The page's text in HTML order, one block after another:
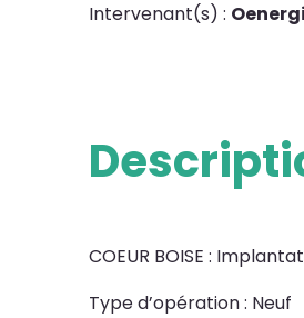
Intervenant(s) :
COEUR BOISE :
Type d’opération : Neuf